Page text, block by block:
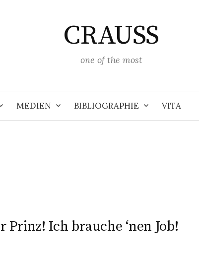
CRAUSS
one of the most
MEDIEN BIBLIOGRAPHIE VITA
Ich brauche ‘nen Job!